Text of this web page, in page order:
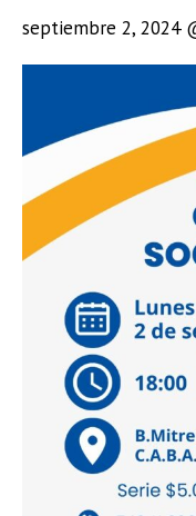
septiembre 2, 2024